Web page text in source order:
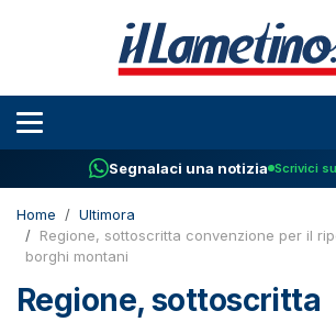
Segnalaci una notizia Scrivici
Home
Ultimora
Regione, sottoscritta convenzione per il
borghi montani
Regione, sottoscritta